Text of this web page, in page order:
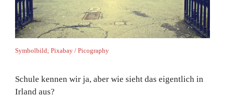
Symbolbild; Pixabay / Picography
Schule kennen wir ja, aber wie sieht das eigentlich in
Irland aus?